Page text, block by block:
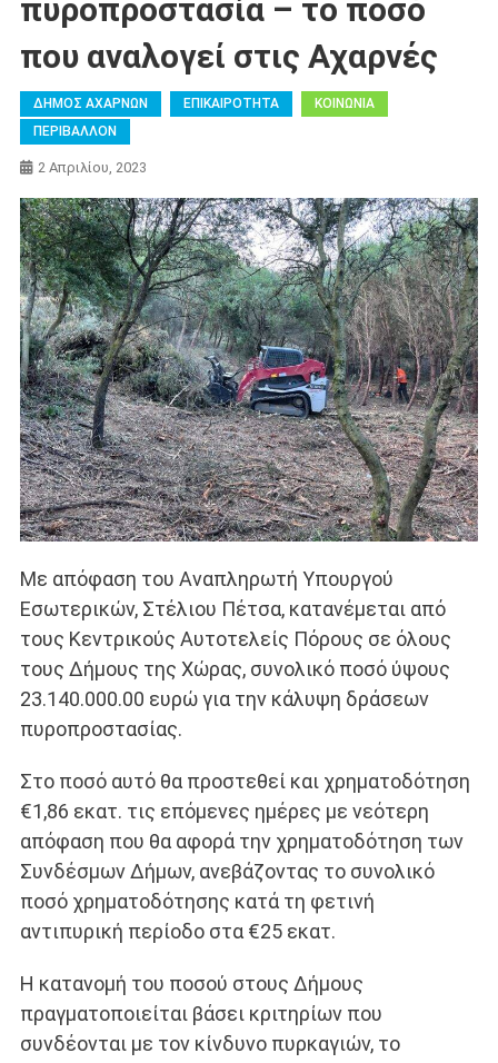
πυροπροστασία – το ποσό
που αναλογεί στις Αχαρνές
ΔΗΜΟΣ ΑΧΑΡΝΩΝ ΕΠΙΚΑΙΡΟΤΗΤΑ
ΚΟΙΝΩΝΙΑ
ΠΕΡΙΒΑΛΛΟΝ
2 Απριλίου, 2023
Με απόφαση του Αναπληρωτή Υπουργού
Εσωτερικών, Στέλιου Πέτσα, κατανέμεται από
τους Κεντρικούς Αυτοτελείς Πόρους σε όλους
τους Δήμους της Χώρας, συνολικό ποσό ύψους
23.140.000.00 ευρώ για την κάλυψη δράσεων
πυροπροστασίας.
Στο ποσό αυτό θα προστεθεί και χρηματοδότηση
€1,86 εκατ. τις επόμενες ημέρες με νεότερη
απόφαση που θα αφορά την χρηματοδότηση των
Συνδέσμων Δήμων, ανεβάζοντας το συνολικό
ποσό χρηματοδότησης κατά τη φετινή
αντιπυρική περίοδο στα €25 εκατ.
Η κατανομή του ποσού στους Δήμους
πραγματοποιείται βάσει κριτηρίων που
συνδέονται με τον κίνδυνο πυρκαγιών, το